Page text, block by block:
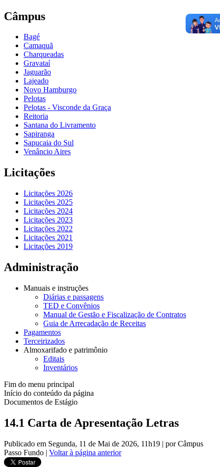
Câmpus
Bagé
Camaquã
Charqueadas
Gravataí
Jaguarão
Lajeado
Novo Hamburgo
Pelotas
Pelotas - Visconde da Graça
Reitoria
Santana do Livramento
Sapiranga
Sapucaia do Sul
Venâncio Aires
Licitações
Licitações 2026
Licitações 2025
Licitações 2024
Licitações 2023
Licitações 2022
Licitações 2021
Licitações 2019
Administração
Manuais e instruções
Diárias e passagens
TED e Convênios
Manual de Gestão e Fiscalização de Contratos
Guia de Arrecadação de Receitas
Pagamentos
Terceirizados
Almoxarifado e patrimônio
Editais
Inventários
Fim do menu principal
Início do conteúdo da página
Documentos de Estágio
14.1 Carta de Apresentação Letras
Publicado em Segunda, 11 de Mai de 2026, 11h19 | por Câmpus
Passo Fundo | Voltar à página anterior